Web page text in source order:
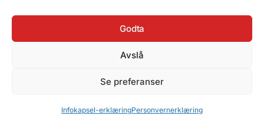
Godta
Avslå
Se preferanser
Infokapsel-erklæringPersonvernerklæring
GeneratePress•Hosted by